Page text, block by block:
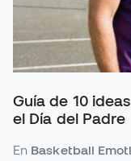
Guía de 10
el Día del Padre
En Basketball